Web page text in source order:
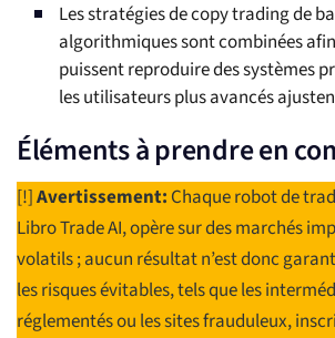
Les stratégies de copy trading de
algorithmiques sont combinées
puissent reproduire des systèmes
les utilisateurs plus avancés
Éléments à prendre en
[!]Avertissement: Chaque robot de
Libro Trade AI, opère sur des marchés
volatils ; aucun résultat n’est donc
les risques évitables, tels que les
réglementés ou les sites frauduleux,